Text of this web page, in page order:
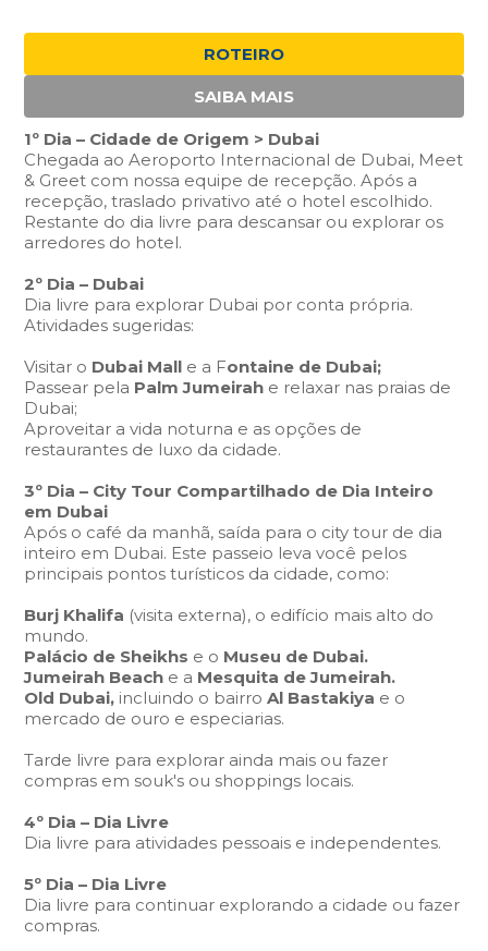
ROTEIRO
SAIBA MAIS
1º Dia – Cidade de Origem > Dubai
Chegada ao Aeroporto Internacional de Dubai, Meet
& Greet com nossa equipe de recepção. Após a
recepção, traslado privativo até o hotel escolhido.
Restante do dia livre para descansar ou explorar os
arredores do hotel.
2º Dia – Dubai
Dia livre para explorar Dubai por conta própria.
Atividades sugeridas:
Visitar o Dubai Mall e a Fontaine de Dubai;
Passear pela Palm Jumeirah e relaxar nas praias de
Dubai;
Aproveitar a vida noturna e as opções de
restaurantes de luxo da cidade.
3º Dia – City Tour Compartilhado de Dia Inteiro
em Dubai
Após o café da manhã, saída para o city tour de dia
inteiro em Dubai. Este passeio leva você pelos
principais pontos turísticos da cidade, como:
Burj Khalifa (visita externa), o edifício mais alto do
mundo.
Palácio de Sheikhs e o Museu de Dubai.
Jumeirah Beach e a Mesquita de Jumeirah.
Old Dubai, incluindo o bairroAl Bastakiya e o
mercado de ouro e especiarias.
Tarde livre para explorar ainda mais ou fazer
compras em souk's ou shoppings locais.
4º Dia – Dia Livre
Dia livre para atividades pessoais e independentes.
5º Dia – Dia Livre
Dia livre para continuar explorando a cidade ou fazer
compras.